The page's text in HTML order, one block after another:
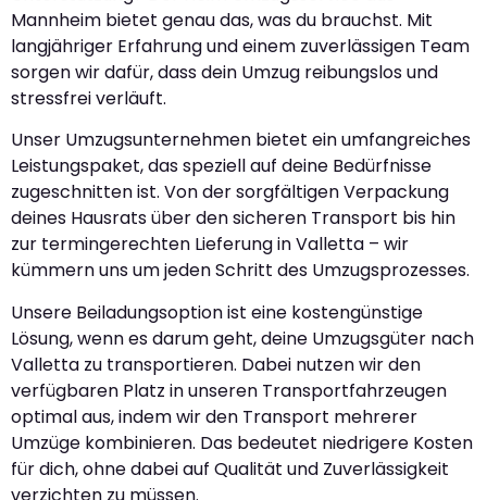
Mannheim bietet genau das, was du brauchst. Mit
langjähriger Erfahrung und einem zuverlässigen Team
sorgen wir dafür, dass dein Umzug reibungslos und
stressfrei verläuft.
Unser Umzugsunternehmen bietet ein umfangreiches
Leistungspaket, das speziell auf deine Bedürfnisse
zugeschnitten ist. Von der sorgfältigen Verpackung
deines Hausrats über den sicheren Transport bis hin
zur termingerechten Lieferung in Valletta – wir
kümmern uns um jeden Schritt des Umzugsprozesses.
Unsere Beiladungsoption ist eine kostengünstige
Lösung, wenn es darum geht, deine Umzugsgüter nach
Valletta zu transportieren. Dabei nutzen wir den
verfügbaren Platz in unseren Transportfahrzeugen
optimal aus, indem wir den Transport mehrerer
Umzüge kombinieren. Das bedeutet niedrigere Kosten
für dich, ohne dabei auf Qualität und Zuverlässigkeit
verzichten zu müssen.